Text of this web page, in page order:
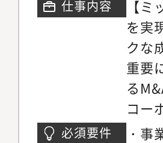
弁
アは
接接
ます
大手
界大
存し
仕事内容
【
を実
クな
重要
る
コー
業
必須要件
・事